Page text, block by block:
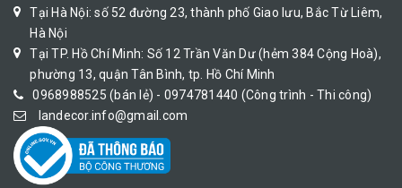
Tại Hà Nội: số 52 đường 23, thành phố Giao lưu, Bắc Từ Liêm,
Hà Nội
Tại TP. Hồ Chí Minh: Số 12 Trần Văn Dư (hẻm 384 Cộng Hoà),
phường 13, quận Tân Bình, tp. Hồ Chí Minh
0968988525 (bán lẻ) - 0974781440 (Công trình - Thi công)
landecor.info@gmail.com